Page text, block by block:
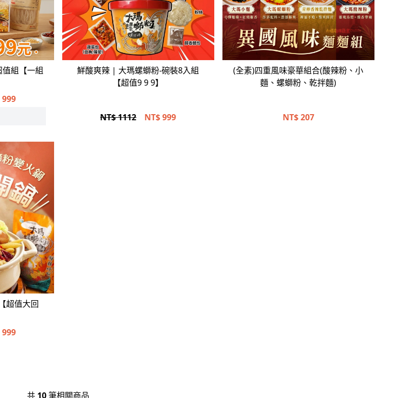
組【一組
999
立即選購
鮮酸爽辣 | 大瑪螺螄粉-碗裝8入組
【超值9 9 9】
NT$ 1112 NT$999
立即選購
(全素)四重風味豪華組合(酸辣粉、小
麵、螺螄粉、乾拌麵)
NT$207
超值大回
999
共 10筆相關商品